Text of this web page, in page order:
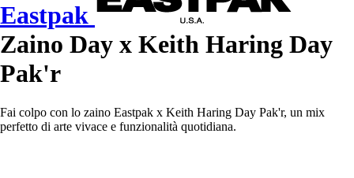
Eastpak
Zaino Day x Keith Haring Day
Pak'r
Fai colpo con lo zaino Eastpak x Keith Haring Day Pak'r, un mix
perfetto di arte vivace e funzionalità quotidiana.